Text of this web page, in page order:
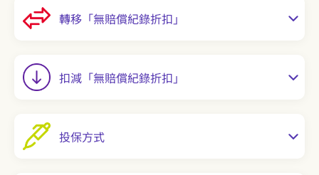
轉移「無賠償紀錄折扣」
扣減「無賠償紀錄折扣」
投保方式